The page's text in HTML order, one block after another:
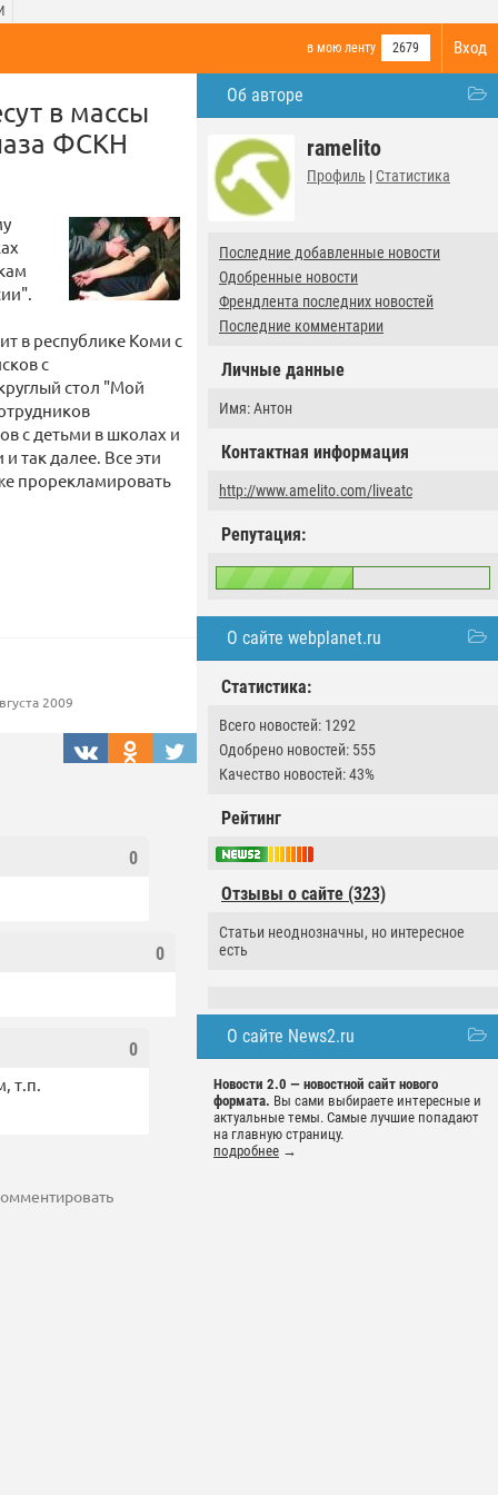
Вход
в мою ленту 2679
Об авторе
ramelito
Профиль | Статистика
Последние добавленные новости
Одобренные новости
Френдлента последних новостей
Последние комментарии
Личные данные
Имя: Антон
Контактная информация
http://www.amelito.com/liveatc
Репутация:
О сайте webplanet.ru
Статистика:
Всего новостей: 1292
Одобрено новостей: 555
Качество новостей: 43%
Рейтинг
Отзывы о сайте (323)
Статьи неоднозначны, но интересное
есть
О сайте News2.ru
Новости 2.0 — новостной сайт нового
формата. Вы сами выбираете интересные и
актуальные темы. Самые лучшие попадают
на главную страницу.
подробнее →
в массы
ФСКН
в республике Коми с
с
стол "Мой
с детьми в школах и
так далее. Все эти
прорекламировать
2009
0
0
0
т.п.